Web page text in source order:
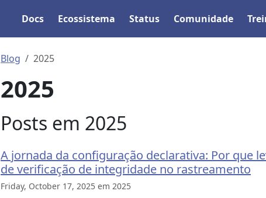
Docs Ecossistema Status Comunidade
Blog 2025
2025
Posts em 2025
A jornada da configuração declarativa: Por que
de verificação de integridade no rastreamento
Friday, October 17, 2025 em 2025